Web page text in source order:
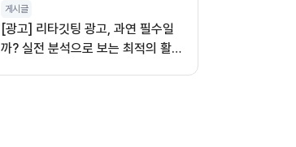
게시글
[광고] 리타깃팅 광고, 과연 필수일
까? 실전 분석으로 보는 최적의 활